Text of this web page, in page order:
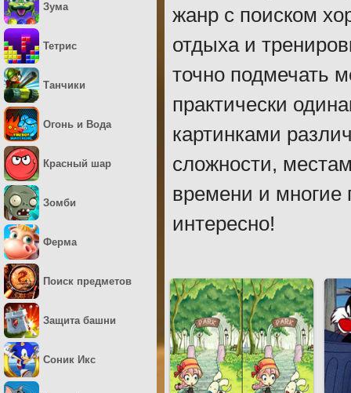
жанр с поиском
отдыха и
точно подмечать
практически
картинками
сложности,
времени и многие
интересно!
Зума
Тетрис
Танчики
Огонь и Вода
Красный шар
Зомби
Ферма
Поиск предметов
Защита башни
Соник Икс